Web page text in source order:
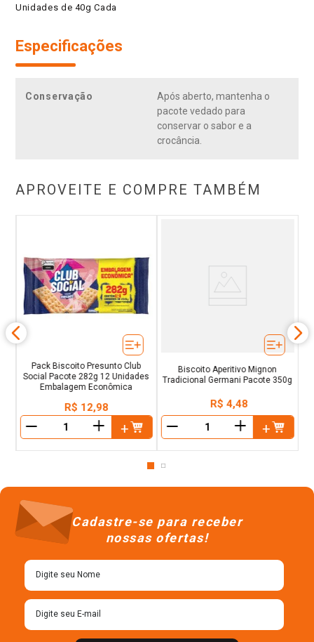
Unidades de 40g Cada
Especificações
Conservação
Após aberto, mantenha o
pacote vedado para
conservar o sabor e a
crocância.
APROVEITE E COMPRE TAMBÉM
Pack Biscoito Presunto Club
Social Pacote 282g 12 Unidades
Embalagem Econômica
R$ 12,98
＋
Biscoito Aperitivo Mignon
Tradicional Germani Pacote 350g
R$ 4,48
＋
Cadastre-se para receber
nossas ofertas!